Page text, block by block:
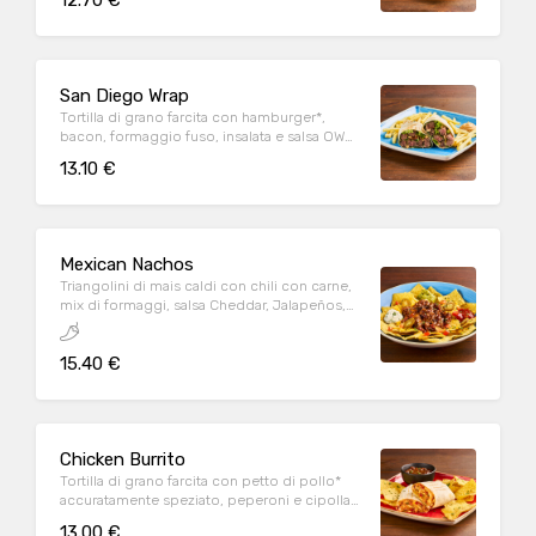
patate* Fries e salsa OWW
San Diego Wrap
Tortilla di grano farcita con hamburger*,
bacon, formaggio fuso, insalata e salsa OWW,
13.10 €
Mexican Nachos
Triangolini di mais caldi con chili con carne,
mix di formaggi, salsa Cheddar, Jalapeños,
pomodoro e prezzemolo fresco, serviti con
mix di salse (Guacamole, Messicana e sauce
Cream)
15.40 €
Chicken Burrito
Tortilla di grano farcita con petto di pollo*
accuratamente speziato, peperoni e cipolla